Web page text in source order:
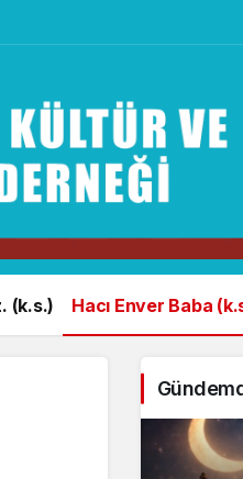
(k.s.) Hacı Enver Baba